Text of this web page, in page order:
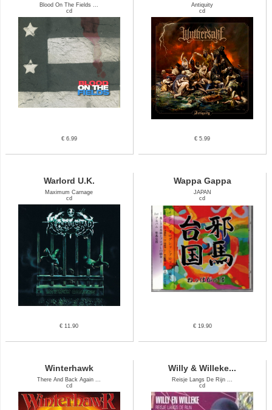
Blood On The Fields ...
cd
€ 6.99
Antiquity
cd
€ 5.99
Warlord U.K.
Maximum Carnage
cd
€ 11.90
Wappa Gappa
JAPAN
cd
€ 19.90
Winterhawk
There And Back Again ...
cd
Willy & Willeke...
Reisje Langs De Rijn ...
cd